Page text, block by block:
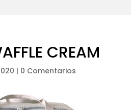
CREAM
| 0 Comentarios